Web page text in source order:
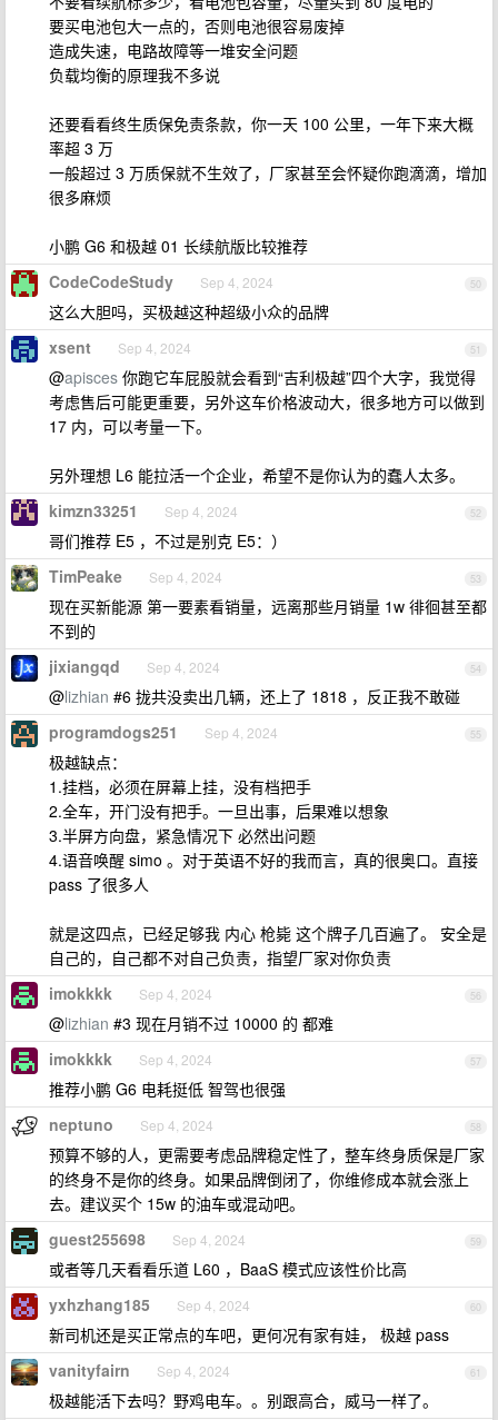
要买电池包大一点的，否则电池很容易废掉
造成失速，电路故障等一堆安全问题
负载均衡的原理我不多说
还要看看终生质保免责条款，你一天 100 公里，一年下来大概
率超 3 万
一般超过 3 万质保就不生效了，厂家甚至会怀疑你跑滴滴，增加
很多麻烦
小鹏 G6 和极越 01 长续航版比较推荐
50
CodeCodeStudy Sep 4, 2024
这么大胆吗，买极越这种超级小众的品牌
51
xsent Sep 4, 2024
@apisces 你跑它车屁股就会看到“吉利极越”四个大字，我觉得
考虑售后可能更重要，另外这车价格波动大，很多地方可以做到
17 内，可以考量一下。
另外理想 L6 能拉活一个企业，希望不是你认为的蠢人太多。
52
kimzn33251 Sep 4, 2024
哥们推荐 E5 ，不过是别克 E5：）
53
TimPeake Sep 4, 2024
现在买新能源 第一要素看销量，远离那些月销量 1w 徘徊甚至都
不到的
54
jixiangqd Sep 4, 2024
@lizhian #6 拢共没卖出几辆，还上了 1818 ，反正我不敢碰
55
programdogs251 Sep 4, 2024
极越缺点：
1.挂档，必须在屏幕上挂，没有档把手
2.全车，开门没有把手。一旦出事，后果难以想象
3.半屏方向盘，紧急情况下 必然出问题
4.语音唤醒 simo 。对于英语不好的我而言，真的很奥口。直接
pass 了很多人
就是这四点，已经足够我 内心 枪毙 这个牌子几百遍了。 安全是
自己的，自己都不对自己负责，指望厂家对你负责
56
imokkkk Sep 4, 2024
@lizhian #3 现在月销不过 10000 的 都难
57
imokkkk Sep 4, 2024
推荐小鹏 G6 电耗挺低 智驾也很强
58
neptuno Sep 4, 2024
预算不够的人，更需要考虑品牌稳定性了，整车终身质保是厂家
的终身不是你的终身。如果品牌倒闭了，你维修成本就会涨上
去。建议买个 15w 的油车或混动吧。
59
guest255698 Sep 4, 2024
或者等几天看看乐道 L60 ，BaaS 模式应该性价比高
60
yxhzhang185 Sep 4, 2024
新司机还是买正常点的车吧，更何况有家有娃， 极越 pass
61
vanityfairn Sep 4, 2024
极越能活下去吗？野鸡电车。。别跟高合，威马一样了。